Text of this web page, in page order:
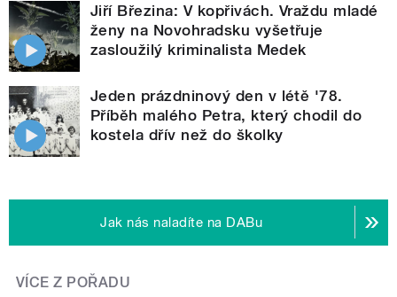
Jiří Březina: V kopřivách. Vraždu mladé
ženy na Novohradsku vyšetřuje
zasloužilý kriminalista Medek
Jeden prázdninový den v létě '78.
Příběh malého Petra, který chodil do
kostela dřív než do školky
Jak nás naladíte na DABu
VÍCE Z POŘADU